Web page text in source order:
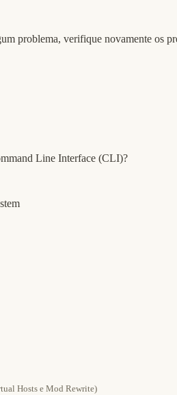
problema, verifique novamente os
Line Interface (CLI)?
Hosts e Mod Rewrite)